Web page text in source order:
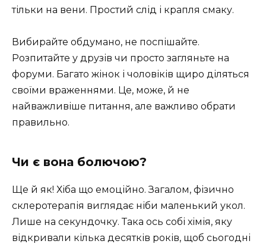
тільки на вени. Простий слід і крапля смаку.
Вибирайте обдумано, не поспішайте.
Розпитайте у друзів чи просто загляньте на
форуми. Багато жінок і чоловіків щиро діляться
своїми враженнями. Це, може, й не
найважливіше питання, але важливо обрати
правильно.
Чи є вона болючою?
Ще й як! Хіба що емоційно. Загалом, фізично
склеротерапія виглядає ніби маленький укол.
Лише на секундочку. Така ось собі хімія, яку
відкривали кілька десятків років, щоб сьогодні